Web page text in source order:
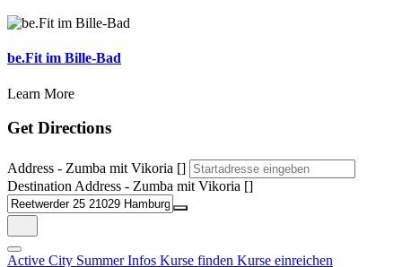
be.Fit im Bille-Bad
Learn More
Get Directions
Address - Zumba mit Vikoria []
Destination Address - Zumba mit Vikoria []
Active City SummerInfos Kurse finden Kurse einreichen